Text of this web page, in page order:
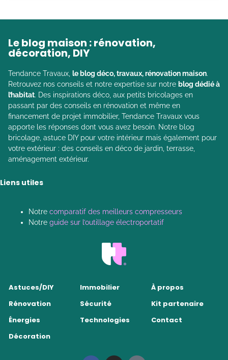
Le blog maison : rénovation,
décoration, DIY
Tendance Travaux, le blog déco, travaux, rénovation maison.
Retrouvez nos conseils et notre expertise sur notre blog dédié à
l’habitat. Des inspirations déco, aux petits bricolages en
passant par des conseils en rénovation et même en
financement de projet immobilier, Tendance Travaux vous
apporte les réponses dont vous avez besoin. Notre blog
bricolage, astuce DIY pour votre intérieur mais également pour
votre extérieur : des conseils en déco de jardin, terrasse,
aménagement extérieur.
Liens utiles
Notre comparatif des meilleurs compresseurs
Notre guide sur l’outillage électroportatif
Astuces/DIY
Rénovation
Énergies
Décoration
Immobilier
Sécurité
Technologies
À propos
Kit partenaire
Contact